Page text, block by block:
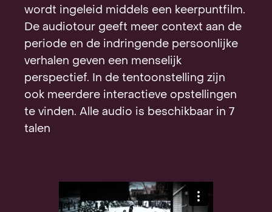
wordt ingeleid middels een keerpuntfilm.
De audiotour geeft meer context aan de
periode en de indringende persoonlijke
verhalen geven een menselijk
perspectief. In de tentoonstelling zijn
ook meerdere interactieve opstellingen
te vinden. Alle audio is beschikbaar in 7
talen